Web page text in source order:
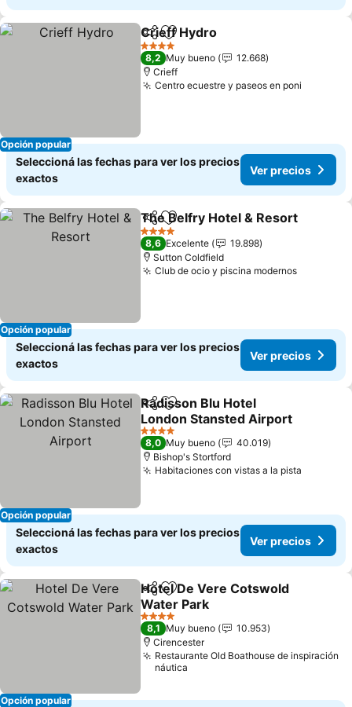
Opción popular
CompartirAñadir a favoritos
Crieff Hydro
4 Estrellas
8,2 Muy bueno
12.668
Crieff
Centro ecuestre y paseos en poni
Seleccioná las fechas para ver los precios
exactos
Ver precios
Opción popular
Compartir
Añadir a favoritos
The Belfry Hotel & Resort
4 Estrellas
8,6 Excelente
19.898
Sutton Coldfield
Club de ocio y piscina modernosVer
Seleccioná las fechas para ver los precios
exactos
Ver precios
Opción popular
CompartirAñadir a favoritos
Radisson Blu Hotel
London Stansted Airport
Ver precios
4 Estrellas
8,0 Muy bueno
40.019
Bishop's Stortford
Habitaciones con vistas a la pista
Seleccioná las fechas para ver los precios
exactos
Ver precios
Opción popular
CompartirAñadir a favoritos
Hotel De Vere Cotswold
Water Park
Ver precios
4 Estrellas
8,1 Muy bueno
10.953
Cirencester
Restaurante Old Boathouse de inspiración
náutica